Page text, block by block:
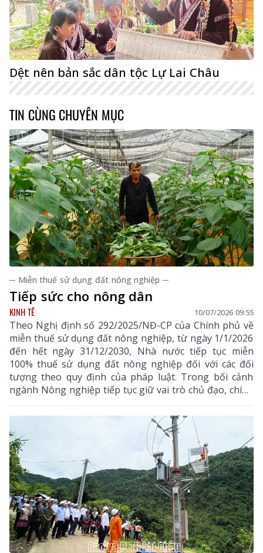
Dệt nên bản sắc dân tộc Lự Lai Châu
TIN CÙNG CHUYÊN MỤC
─ Miễn thuế sử dụng đất nông nghiệp ─
Tiếp sức cho nông dân
KINH TẾ 10/07/2026 09:55
Theo Nghị định số 292/2025/NĐ-CP của Chính phủ về
miễn thuế sử dụng đất nông nghiệp, từ ngày 1/1/2026
đến hết ngày 31/12/2030, Nhà nước tiếp tục miễn
100% thuế sử dụng đất nông nghiệp đối với các đối
tượng theo quy định của pháp luật. Trong bối cảnh
ngành Nông nghiệp tiếp tục giữ vai trò chủ đạo, chính
sách này góp phần giảm chi phí sản xuất, khuyến
khích người dân trong tỉnh và các tổ chức đầu tư phát
triển nông nghiệp, sử dụng hiệu quả đất đai.